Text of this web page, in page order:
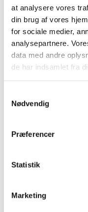
at analysere vores
din brug af vores
for sociale medier,
analysepartnere.
data med andre
de har indsamlet fra
Nødvendig
Præferencer
Statistik
Marketing
Ledig bevilling til
|1. august 2023|
Bevillingen til at drive
pr. 1. januar 2024.
Alle (2506)
2024 (224)
december (19)
oktober (16)